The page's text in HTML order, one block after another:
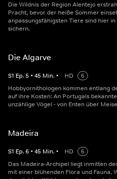
Die Wildnis der Region Alentejo
Pracht, bevor der heiße Sommer
anpassungsfähigsten Tiere sind hier
sichern.
Die Algarve
S1 Ep.5 • 45 Min. • HD
6
Hobbyornithologen kommen entlang
auf ihre Kosten: An Portugals
unzählige Vögel - von Enten über
Madeira
S1 Ep.6 • 45 Min. • HD
6
Das Madeira-Archipel liegt inmitten
mit einer blühenden Flora und Fauna.